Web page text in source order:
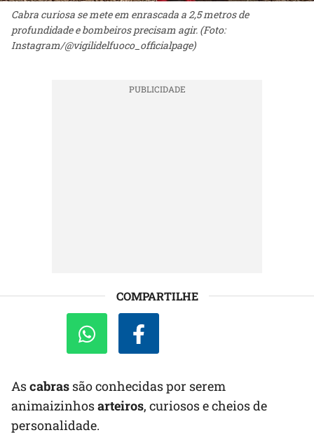
Cabra curiosa se mete em enrascada a 2,5 metros de
profundidade e bombeiros precisam agir. (Foto:
Instagram/@vigilidelfuoco_officialpage)
COMPARTILHE
Ascabras são conhecidas por serem
animaizinhosarteiros, curiosos e cheios de
personalidade.